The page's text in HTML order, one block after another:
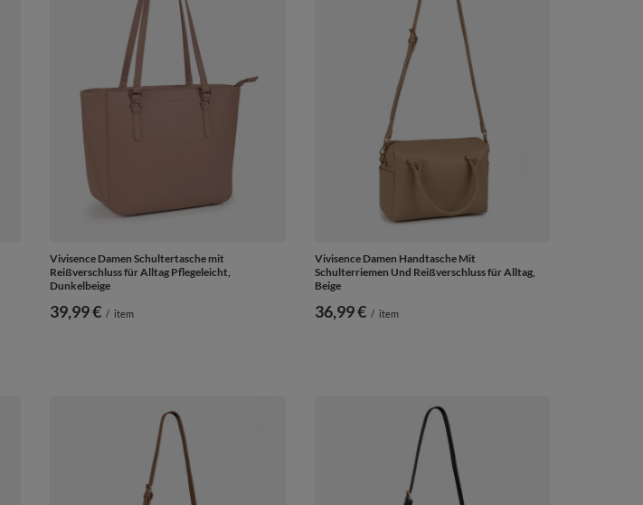
Vivisence Damen Schultertasche mit
Reißverschluss für Alltag Pflegeleicht,
Dunkelbeige
39,99 € / item
Vivisence Damen Handtasche Mit
Schulterriemen Und Reißverschluss für Alltag,
Beige
36,99 € / item